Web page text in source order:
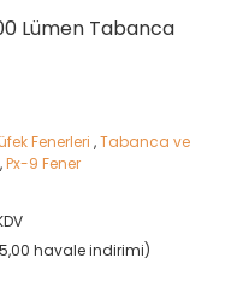
Lümen Tabanca
Fenerleri ,Tabanca ve
,Px-9 Fener
havale indirimi)